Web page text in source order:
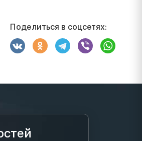
Поделиться в соцсетях: